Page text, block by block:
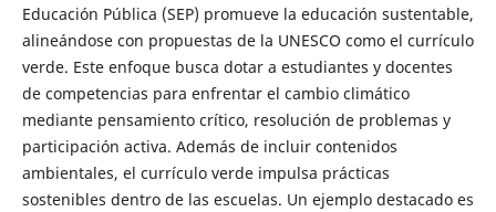
Educación Pública (SEP) promueve la educación sustentable,
alineándose con propuestas de la UNESCO como el currículo
verde. Este enfoque busca dotar a estudiantes y docentes
de competencias para enfrentar el cambio climático
mediante pensamiento crítico, resolución de problemas y
participación activa. Además de incluir contenidos
ambientales, el currículo verde impulsa prácticas
sostenibles dentro de las escuelas. Un ejemplo destacado es